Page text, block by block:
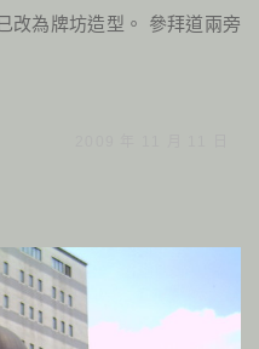
改為牌坊造型。 參拜道兩旁